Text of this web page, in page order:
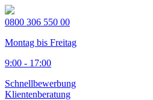
0800 306 550 00
Montag bis Freitag
9:00 - 17:00
Schnellbewerbung
Klientenberatung